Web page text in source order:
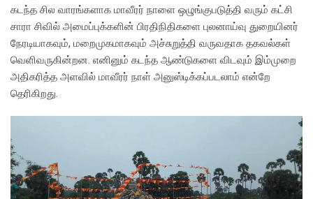
கடந்த சில வாரங்களாக மாவீரர் நாளை ஒழுங்குபடுத்தி வரும் கட்சி
சாரா சிவில் அமைப்புக்களின் பிரதிநிதிகளை புலனாய்வு துறையினர்
நேரடியாகவும், மறைமுகமாகவும் அச்சுறுத்தி வருவதாக தகவல்கள்
வெளிவருகின்றன. எனினும் கடந்த ஆண்டுகளை விடவும் இம்முறை
அதிகரித்த அளவில் மாவீரர் நாள் அனுஸ்டிக்கப்படலாம் என்றே
தெரிகிறது.